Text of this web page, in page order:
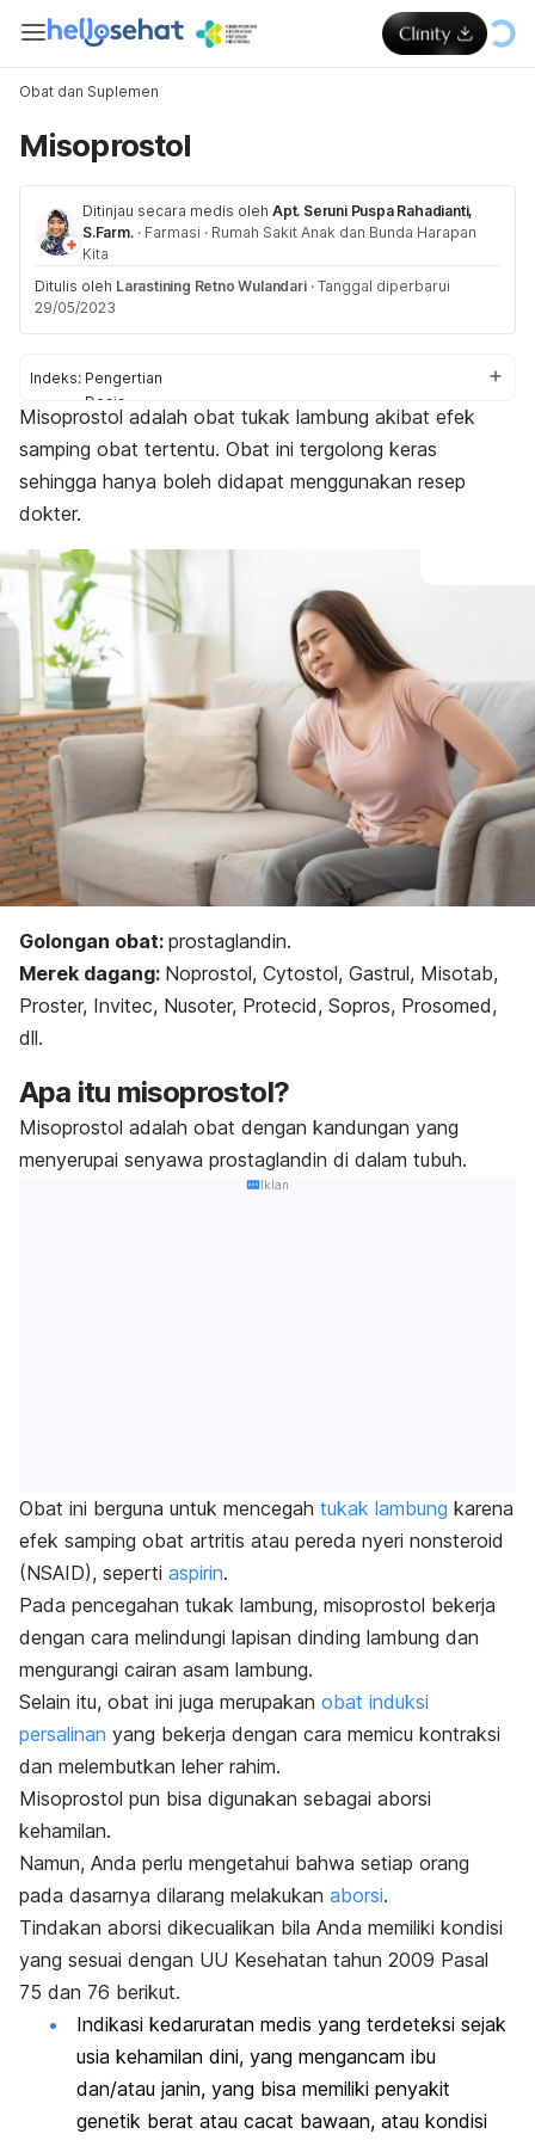
Obat dan Suplemen
Misoprostol
Ditinjau secara medis oleh Apt. Seruni Puspa Rahadianti,
S.Farm. · Farmasi · Rumah Sakit Anak dan Bunda Harapan
Kita
Ditulis oleh Larastining Retno Wulandari · Tanggal diperbarui
29/05/2023
Indeks: Pengertian
Dosis
Aturan pakai
Efek samping
Peringatan dan perhatian
Efek pada ibu hamil dan menyusui
Misoprostol adalah obat tukak lambung akibat efek
samping obat tertentu. Obat ini tergolong keras
sehingga hanya boleh didapat menggunakan resep
dokter.
Golongan obat: prostaglandin.
Merek dagang: Noprostol, Cytostol, Gastrul, Misotab,
Proster, Invitec, Nusoter, Protecid, Sopros, Prosomed,
dll.
Apa itu misoprostol?
Misoprostol adalah obat dengan kandungan yang
menyerupai senyawa prostaglandin di dalam tubuh.
Iklan
Obat ini berguna untuk mencegah tukak lambung karena
efek samping obat artritis atau pereda nyeri nonsteroid
(NSAID), seperti aspirin.
Pada pencegahan tukak lambung, misoprostol bekerja
dengan cara melindungi lapisan dinding lambung dan
mengurangi cairan asam lambung.
Selain itu, obat ini juga merupakan obat induksi
persalinan yang bekerja dengan cara memicu kontraksi
dan melembutkan leher rahim.
Misoprostol pun bisa digunakan sebagai aborsi
kehamilan.
Namun, Anda perlu mengetahui bahwa setiap orang
pada dasarnya dilarang melakukan aborsi.
Tindakan aborsi dikecualikan bila Anda memiliki kondisi
yang sesuai dengan UU Kesehatan tahun 2009 Pasal
75 dan 76 berikut.
Indikasi kedaruratan medis yang terdeteksi sejak
usia kehamilan dini, yang mengancam ibu
dan/atau janin, yang bisa memiliki penyakit
genetik berat atau cacat bawaan, atau kondisi